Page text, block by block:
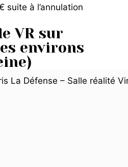
suite à l’annulation
VR sur
environs